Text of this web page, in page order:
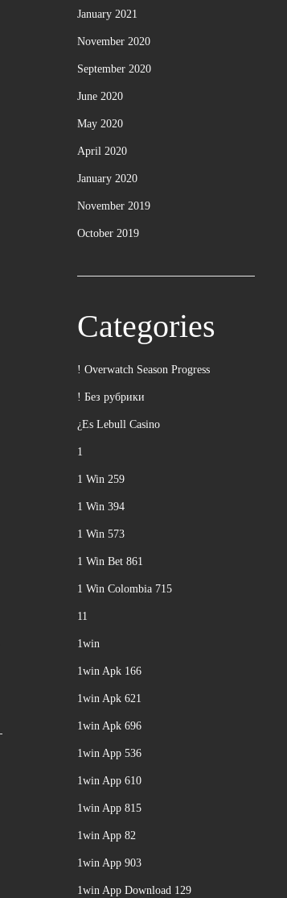
January 2021
November 2020
September 2020
June 2020
May 2020
April 2020
January 2020
November 2019
October 2019
Categories
! Overwatch Season Progress
! Без рубрики
¿Es Lebull Casino
1
1 Win 259
1 Win 394
1 Win 573
1 Win Bet 861
1 Win Colombia 715
11
1win
1win Apk 166
1win Apk 621
1win Apk 696
1win App 536
1win App 610
1win App 815
1win App 82
1win App 903
1win App Download 129